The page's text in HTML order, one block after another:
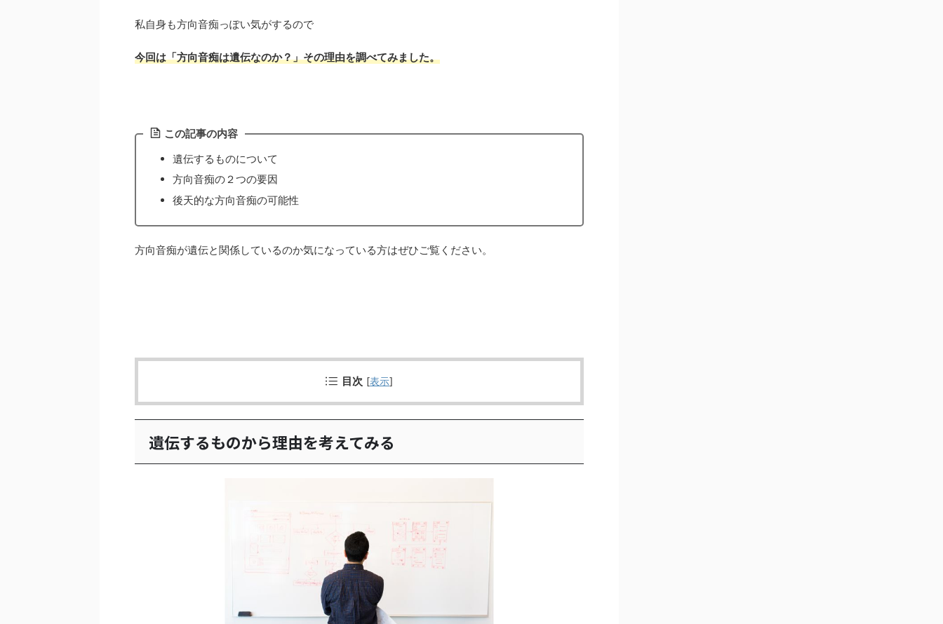
私自身も方向音痴っぽい気がするので
今回は「方向音痴は遺伝なのか？」その理由を調べてみました。
この記事の内容
遺伝するものについて
方向音痴の２つの要因
後天的な方向音痴の可能性
方向音痴が遺伝と関係しているのか気になっている方はぜひご覧ください。
目次 [表示]
遺伝するものから理由を考えてみる